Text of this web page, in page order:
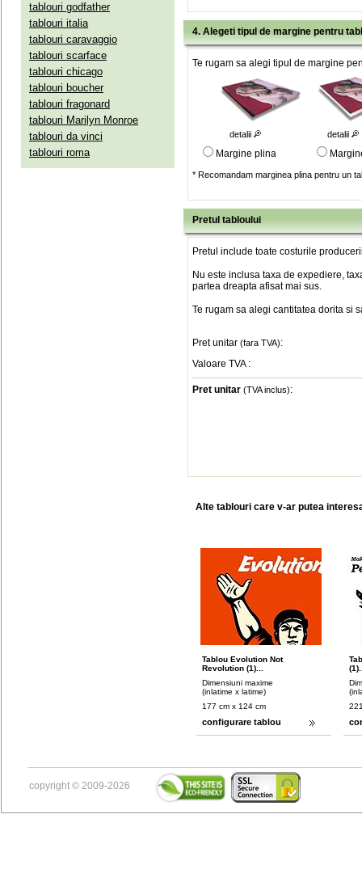
tablouri godfather
tablouri italia
tablouri caravaggio
tablouri scarface
tablouri chicago
tablouri boucher
tablouri fragonard
tablouri Marilyn Monroe
tablouri da vinci
tablouri roma
4. Alegeti tipul de margine pentru
Te rugam sa alegi tipul de margine
detalii detalii
Margine plina
* Recomandam marginea plina pentru un
Pretul tabloului
Pretul include toate costurile
Nu este inclusa taxa de expediere,
partea dreapta afisat mai sus.
Te rugam sa alegi cantitatea dorita si
Pret unitar (fara TVA):
Valoare TVA :
Pret unitar (TVA inclus):
Alte tablouri care v-ar putea
Tablou Evolution Not
Revolution (1)...
Dimensiuni maxime
(inlatime x latime)
177 cm x 124 cm
configurare tablou
copyright © 2009-2026